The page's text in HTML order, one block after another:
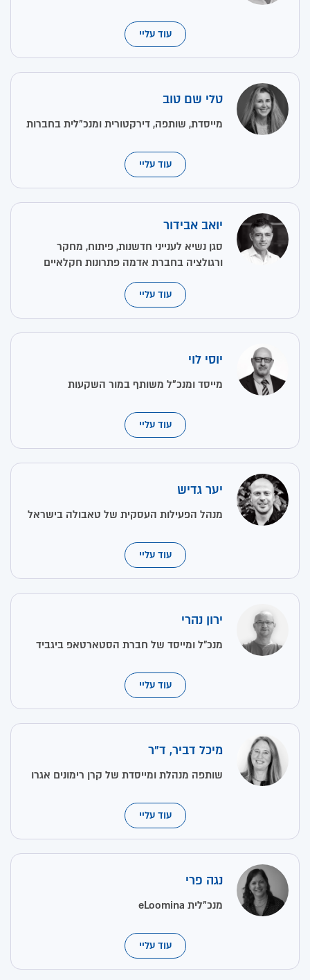
עוד עליי
טלי שם טוב
מייסדת, שותפה, דירקטורית ומנכ"לית בחברות
עוד עליי
יואב אבידור
סגן נשיא לענייני חדשנות, פיתוח, מחקר
ורגולציה בחברת אדמה פתרונות חקלאיים
עוד עליי
יוסי לוי
מייסד ומנכ"ל משותף במור השקעות
עוד עליי
יער גדיש
מנהל הפעילות העסקית של טאבולה בישראל
עוד עליי
ירון נהרי
מנכ״ל ומייסד של חברת הסטארטאפ ביגביד
עוד עליי
מיכל דביר, ד"ר
שותפה מנהלת ומייסדת של קרן רימונים אגרו
עוד עליי
נגה פרי
מנכ"לית eLoomina
עוד עליי